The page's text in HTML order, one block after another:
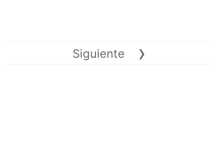
Siguiente ›